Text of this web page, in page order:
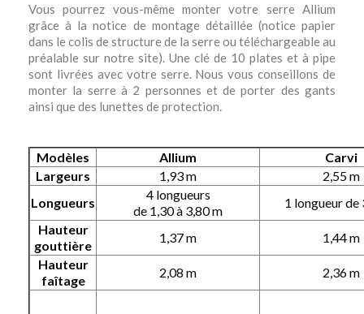
Vous pourrez vous-même monter votre serre Allium
grâce à la notice de montage détaillée (notice papier
dans le colis de structure de la serre ou téléchargeable au
préalable sur notre site). Une clé de 10 plates et à pipe
sont livrées avec votre serre. Nous vous conseillons de
monter la serre à 2 personnes et de porter des gants
ainsi que des lunettes de protection.
Modèles Allium
Carvi
Largeurs
1,93 m
2,55 m
Longueurs
4 longueurs
de 1,30 à 3,80 m
1 longueur de
Hauteur
gouttière
1,37 m
1,44 m
Hauteur
faîtage
2,08 m 2,36 m